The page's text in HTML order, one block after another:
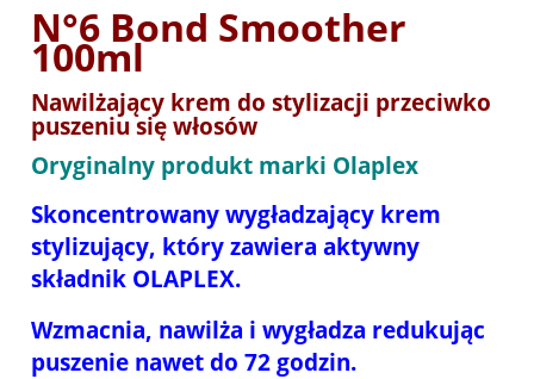
N°6 Bond Smoother
100ml
Nawilżający krem do stylizacji przeciwko
puszeniu się włosów
Oryginalny produkt marki Olaplex
Skoncentrowany wygładzający krem
stylizujący, który zawiera aktywny
składnik OLAPLEX.
Wzmacnia, nawilża i wygładza redukując
puszenie nawet do 72 godzin.